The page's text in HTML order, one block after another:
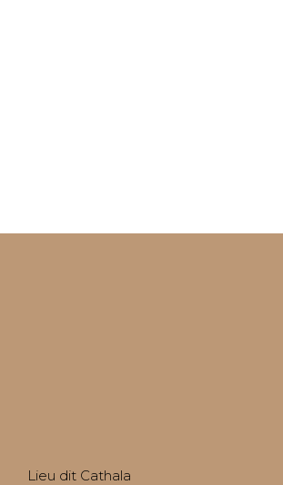
Lieu dit Cathala